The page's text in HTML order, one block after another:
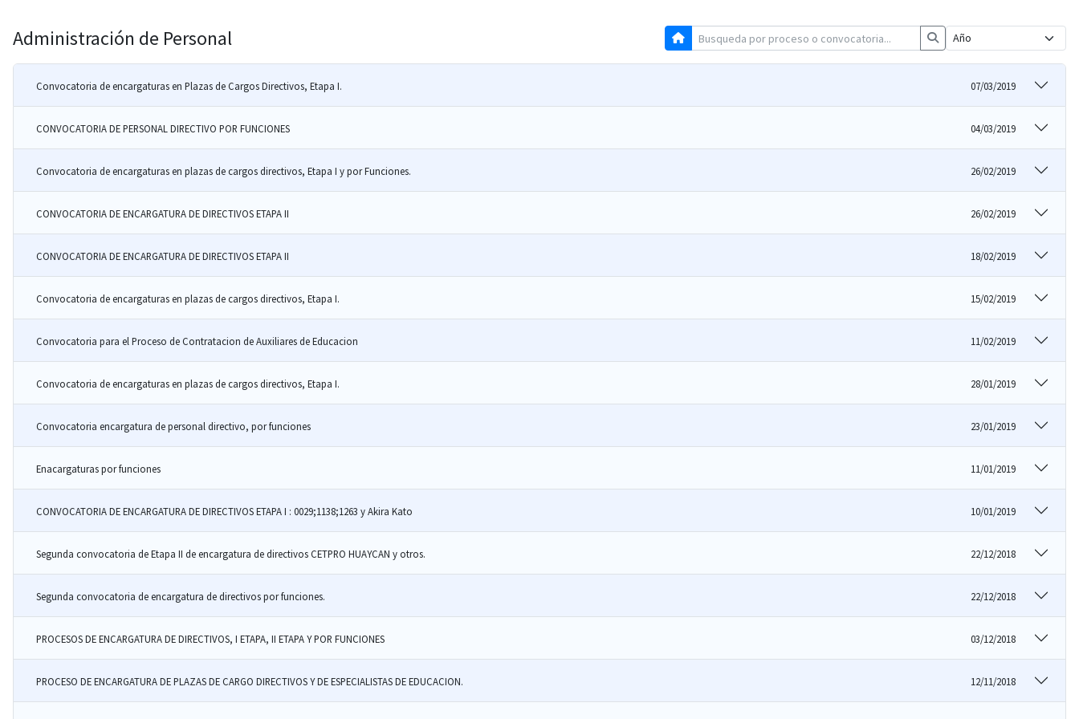
Administración de Personal
Convocatoria de encargaturas en Plazas de Cargos Directivos, Etapa I. 07/03/2019
CONVOCATORIA DE PERSONAL DIRECTIVO POR FUNCIONES 04/03/2019
Convocatoria de encargaturas en plazas de cargos directivos, Etapa I y por Funciones. 26/02/2019
CONVOCATORIA DE ENCARGATURA DE DIRECTIVOS ETAPA II 26/02/2019
CONVOCATORIA DE ENCARGATURA DE DIRECTIVOS ETAPA II 18/02/2019
Convocatoria de encargaturas en plazas de cargos directivos, Etapa I. 15/02/2019
Convocatoria para el Proceso de Contratacion de Auxiliares de Educacion 11/02/2019
Convocatoria de encargaturas en plazas de cargos directivos, Etapa I. 28/01/2019
Convocatoria encargatura de personal directivo, por funciones 23/01/2019
Enacargaturas por funciones 11/01/2019
CONVOCATORIA DE ENCARGATURA DE DIRECTIVOS ETAPA I : 0029;1138;1263 y Akira Kato 10/01/2019
Segunda convocatoria de Etapa II de encargatura de directivos CETPRO HUAYCAN y otros. 22/12/2018
Segunda convocatoria de encargatura de directivos por funciones. 22/12/2018
PROCESOS DE ENCARGATURA DE DIRECTIVOS, I ETAPA, II ETAPA Y POR FUNCIONES 03/12/2018
PROCESO DE ENCARGATURA DE PLAZAS DE CARGO DIRECTIVOS Y DE ESPECIALISTAS DE EDUCACION. 12/11/2018